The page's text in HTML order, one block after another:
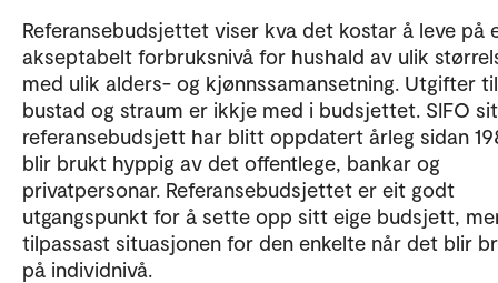
Referansebudsjettet viser kva det kostar å leve på
akseptabelt forbruksnivå for hushald av ulik
med ulik alders- og kjønnssamansetning. Utgifter til
bustad og straum er ikkje med i budsjettet. SIFO
referansebudsjett har blitt oppdatert årleg sidan
blir brukt hyppig av det offentlege, bankar og
privatpersonar. Referansebudsjettet er eit godt
utgangspunkt for å sette opp sitt eige budsjett,
tilpassast situasjonen for den enkelte når det blir
på individnivå.